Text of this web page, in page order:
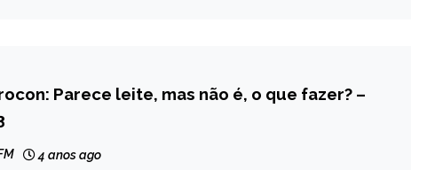
Parece leite, mas não é, o que fazer? –
4 anos ago